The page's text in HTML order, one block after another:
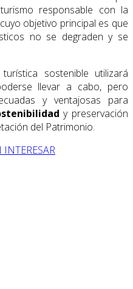
responsable con la
objetivo principal es que
no se degraden y se
sostenible utilizará
llevar a cabo, pero
y ventajosas para
y preservación
del Patrimonio.
INTERESAR